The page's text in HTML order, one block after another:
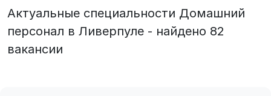
Актуальные специальности Домашний
персонал в Ливерпуле - найдено 82
вакансии